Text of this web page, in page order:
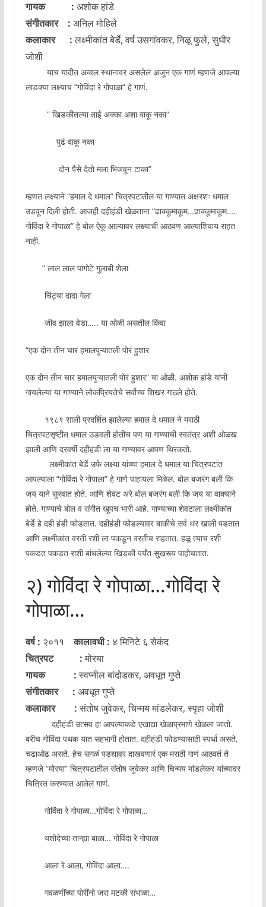
गायक : अशोक हांडे
संगीतकार : अनिल मोहिले
कलाकार :लक्ष्मीकांत बेर्डे, वर्ष उसगांवकर, निळू फुले, सुधीर
जोशी
याच यादीत अव्वल स्थानावर असलेलं अजून एक गाणं म्हणजे आपल्या
लाडक्या लक्ष्याचं “गोविंदा रे गोपाळा” हे गाणं.
” खिडकीतल्या ताई अक्का अशा वाकू नका”
पुढं वाकू नका
दोन पैसे देतो मला भिजवून टाका”
म्हणत लक्ष्याने “हमाल दे धमाल” चित्रपटातील या गाण्यात अक्षरशः धमाल
उडवून दिली होती. आजही दहीहंडी खेळताना “ढाक्कूमाकूम…ढाक्कूमाकूम….
गोविंदा रे गोपाळा” हे बोल ऐकू आल्यावर लक्ष्याची आठवण आल्याशिवाय राहत
नाही.
” लाल लाल पागोटे गुलाबी शेला
चिंट्या दादा गेला
जीव झाला वेडा….. या ओळी असतील किंवा
“एक दोन तीन चार हमालपुऱ्यातली पोरं हुशार
एक दोन तीन चार हमालपुऱ्यातली पोरं हुशार” या ओळी. अशोक हांडे यांनी
गायलेल्या या गाण्याने लोकप्रियतेचे सर्वोच्च शिखर गाठले होते.
१९८९ साली प्रदर्शित झालेल्या हमाल दे धमाल ने मराठी
चित्रपटसृष्टीत धमाल उडवली होतीच पण या गाण्याची स्वतंत्र अशी ओळख
झाली आणि दरवर्षी दहीहंडी ला या गाण्यावर आपण थिरकतो.
लक्ष्मीकांत बेर्डे उर्फ लक्ष्या यांच्या हमाल दे धमाल या चित्रपटांत
आपल्याला “गोविंदा रे गोपाला” हे गाणे पाहायला मिळेल. बोल बजरंग बली कि
जय याने सुरवात होते. आणि शेवट अरे बोल बजरंग बली कि जय या वाक्याने
होते. गाण्याचे बोल व संगीत खूपच भारी आहे. गाण्याच्या शेवटाला लक्ष्मीकांत
बेर्डे हे दही हंडी फोडतात. दहीहंडी फोडल्यावर बाकीचे सर्व थर खाली पडतात
आणि लक्ष्मीकांत वरती रशी ला पकडून वरतीच राहतात. हळू त्याच रशी
पकडत पकडत राशी बांधलेल्या खिडकी पर्यंत सुखरूप पाहोचतात.
२) गोविंदा रे गोपाळा…गोविंदा रे
गोपाळा…
वर्ष : २०११कालावधी : ४ मिनिटे ६ सेकंद
चित्रपट :मोरया
गायक :स्वप्नील बांदोडकर, अवधूत गुप्ते
संगीतकार : अवधूत गुप्ते
कलाकार :संतोष जुवेकर, चिन्मय मांडलेकर, स्पृहा जोशी
दहीहंडी उत्सव हा आपल्याकडे एखाद्या खेळाप्रमाणे खेळला जातो.
बरीच गोविंदा पथक यात सहभागी होतात. दहीहंडी फोडण्यासाठी स्पर्धा असते,
चढाओढ असते. हेच सगळं पडद्यावर दाखवणारं एक मराठी गाणं आठवतं ते
म्हणजे “मोरया” चित्रपटातील संतोष जुवेकर आणि चिन्मय मांडलेकर यांच्यावर
चित्रित करण्यात आलेलं गाणं.
गोविंदा रे गोपाळा…गोविंदा रे गोपाळा…
यशोदेच्या तान्ह्या बाळा… गोविंदा रे गोपाळा
आला रे आला, गोविंदा आला….
गवळणींच्या पोरींनो जरा मटकी संभाळा…